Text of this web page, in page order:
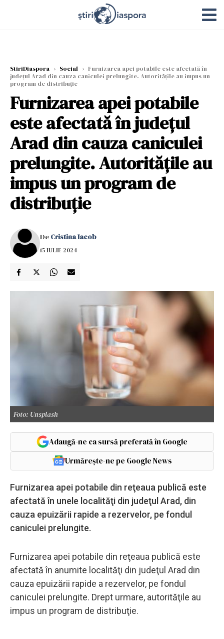
StiriDiaspora › Social › Furnizarea apei potabile este afectată în
județul Arad din cauza caniculei prelungite. Autoritățile au impus un
program de distribuţie
Furnizarea apei potabile
este afectată în județul
Arad din cauza caniculei
prelungite. Autoritățile au
impus un program de
distribuţie
De Cristina Iacob
15 IULIE 2024
Foto: Unsplash
Adaugă-ne ca sursă preferată în Google
Urmărește-ne pe Google News
Furnizarea apei potabile din reţeaua publică este
afectată în unele localităţi din judeţul Arad, din
cauza epuizării rapide a rezervelor, pe fondul
caniculei prelungite.
Furnizarea apei potabile din reţeaua publică este
afectată în anumite localităţi din judeţul Arad din
cauza epuizării rapide a rezervelor, pe fondul
caniculei prelungite. Drept urmare, autorităţile au
impus un program de distribuţie.